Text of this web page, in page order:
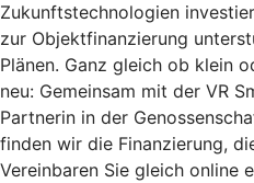
Zukunftstechnologien
zur Objektfinanzierung
Plänen. Ganz gleich ob klein
neu: Gemeinsam mit der VR
Partnerin in der
finden wir die Finanzierung,
Vereinbaren Sie gleich online